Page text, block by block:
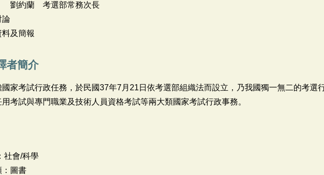
考選部常務次長
及簡報
者簡介
家考試行政任務，於民國37年7月21日依考選部組織法而設立，乃我國獨一無二的考選
考試與專門職業及技術人員資格考試等兩大類國家考試行政事務。
社會/科學
：圖書